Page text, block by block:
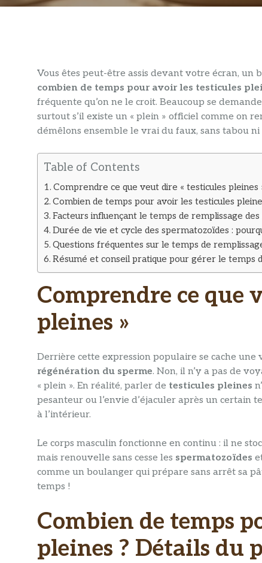
Vous êtes peut-être assis devant votre écran, un
combien de temps pour avoir les testicules
fréquente qu’on ne le croit. Beaucoup se
surtout s’il existe un « plein » officiel comme on
démêlons ensemble le vrai du faux, sans tabou ni
Table of Contents
Comprendre ce que veut dire « testicules pleines
Combien de temps pour avoir les testicules
Facteurs influençant le temps de remplissage des
Durée de vie et cycle des spermatozoïdes :
Questions fréquentes sur le temps de
Résumé et conseil pratique pour gérer le temps
Comprendre ce que
pleines »
Derrière cette expression populaire se cache une
régénération du sperme. Non, il n’y a pas de
« plein ». En réalité, parler de testicules pleines
pesanteur ou l’envie d’éjaculer après un certain
à l’intérieur.
Le corps masculin fonctionne en continu : il ne
mais renouvelle sans cesse les spermatozoïdes
comme un boulanger qui prépare sans arrêt sa
temps !
Combien de temps
pleines ? Détails du